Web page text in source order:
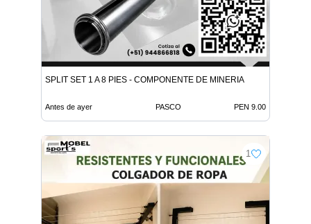
SPLIT SET 1 A 8 PIES - COMPONENTE DE MINERIA
Antes de ayer PASCO PEN 9.00
1